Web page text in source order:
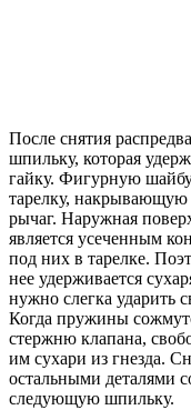
После снятия
шпильку, которая
гайку. Фигурную
тарелку,
рычаг. Наружная
является усеченным
под них в тарелке.
нее удерживается
нужно слегка ударить
Когда пружины
стержню клапана,
им сухари из гнезда.
остальными деталями
следующую шпильку.